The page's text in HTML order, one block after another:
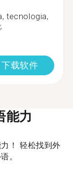
tecnologia,
下载软件
能力
！ 轻松找到外
。